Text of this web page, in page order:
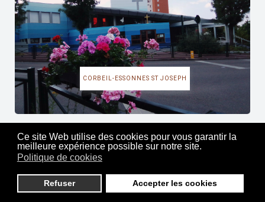
Ce site Web utilise des cookies pour vous garantir la
meilleure expérience possible sur notre site.
Politique de cookies
Refuser Accepter les cookies
CORBEIL-ESSONNES ST JOSEPH